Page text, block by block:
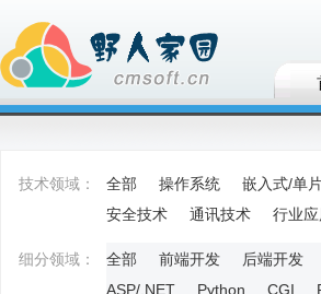
技术领域： 全部 操作系统 嵌入式/单
安全技术
通讯技术 行业应
细分领域： 全部 前端开发 后端开发
ASP/.NET
Python CGI